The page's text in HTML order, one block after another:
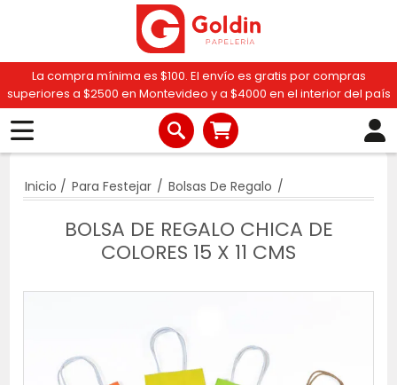
La compra mínima es $100. El envío es gratis por compras
superiores a $2500 en Montevideo y a $4000 en el interior del país
Inicio / Para Festejar / Bolsas De Regalo /
BOLSA DE REGALO CHICA DE
COLORES 15 X 11 CMS